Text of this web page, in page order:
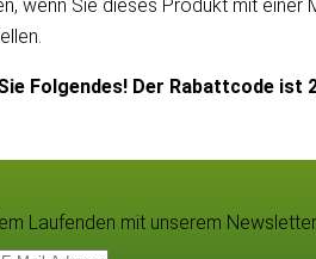
wenn Sie dieses Produkt mit einer
Folgendes! Der Rabattcode ist
Laufenden mit unserem